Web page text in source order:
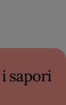
sapori